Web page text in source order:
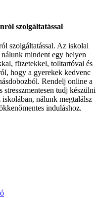
szolgáltatással
szolgáltatással. Az iskolai
mindent egy helyen
füzetekkel, tolltartóval és
hogy a gyerekek kedvenc
Rendelj online a
tudj készülni
nálunk megtalálsz
induláshoz.